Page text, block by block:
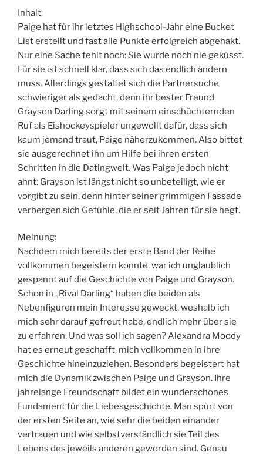
Inhalt:
Paige hat für ihr letztes Highschool-Jahr eine Bucket
List erstellt und fast alle Punkte erfolgreich abgehakt.
Nur eine Sache fehlt noch: Sie wurde noch nie geküsst.
Für sie ist schnell klar, dass sich das endlich ändern
muss. Allerdings gestaltet sich die Partnersuche
schwieriger als gedacht, denn ihr bester Freund
Grayson Darling sorgt mit seinem einschüchternden
Ruf als Eishockeyspieler ungewollt dafür, dass sich
kaum jemand traut, Paige näherzukommen. Also bittet
sie ausgerechnet ihn um Hilfe bei ihren ersten
Schritten in die Datingwelt. Was Paige jedoch nicht
ahnt: Grayson ist längst nicht so unbeteiligt, wie er
vorgibt zu sein, denn hinter seiner grimmigen Fassade
verbergen sich Gefühle, die er seit Jahren für sie hegt.
Meinung:
Nachdem mich bereits der erste Band der Reihe
vollkommen begeistern konnte, war ich unglaublich
gespannt auf die Geschichte von Paige und Grayson.
Schon in „Rival Darling“ haben die beiden als
Nebenfiguren mein Interesse geweckt, weshalb ich
mich sehr darauf gefreut habe, endlich mehr über sie
zu erfahren. Und was soll ich sagen? Alexandra Moody
hat es erneut geschafft, mich vollkommen in ihre
Geschichte hineinzuziehen. Besonders begeistert hat
mich die Dynamik zwischen Paige und Grayson. Ihre
jahrelange Freundschaft bildet ein wunderschönes
Fundament für die Liebesgeschichte. Man spürt von
der ersten Seite an, wie sehr die beiden einander
vertrauen und wie selbstverständlich sie Teil des
Lebens des jeweils anderen geworden sind. Genau